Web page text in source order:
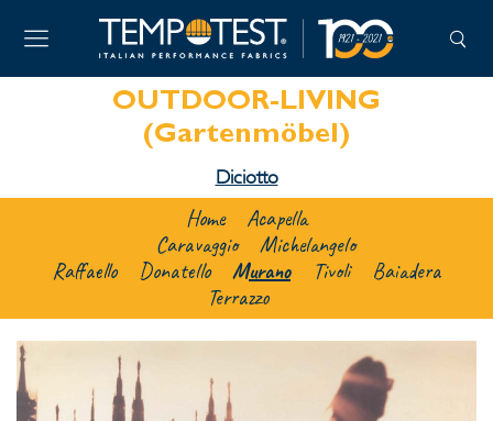
OUTDOOR-LIVING
(Gartenmöbel)
Diciotto
Home
Acapella
Caravaggio
Michelangelo
Raffaello
Donatello Murano Tivoli
Baiadera
Terrazzo